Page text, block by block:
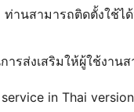
านสามารถติดตั้งใช้ไ
ารส่งเสริมให้ผู้ใช้งาน
in Thai